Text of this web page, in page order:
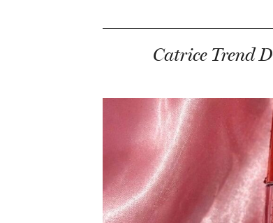
Catrice Trend